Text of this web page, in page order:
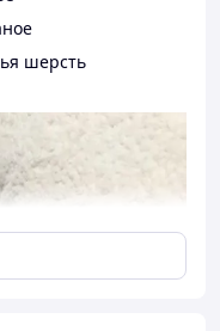
шерсть